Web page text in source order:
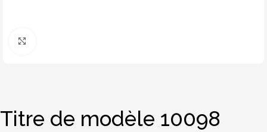
Titre de modèle 10098